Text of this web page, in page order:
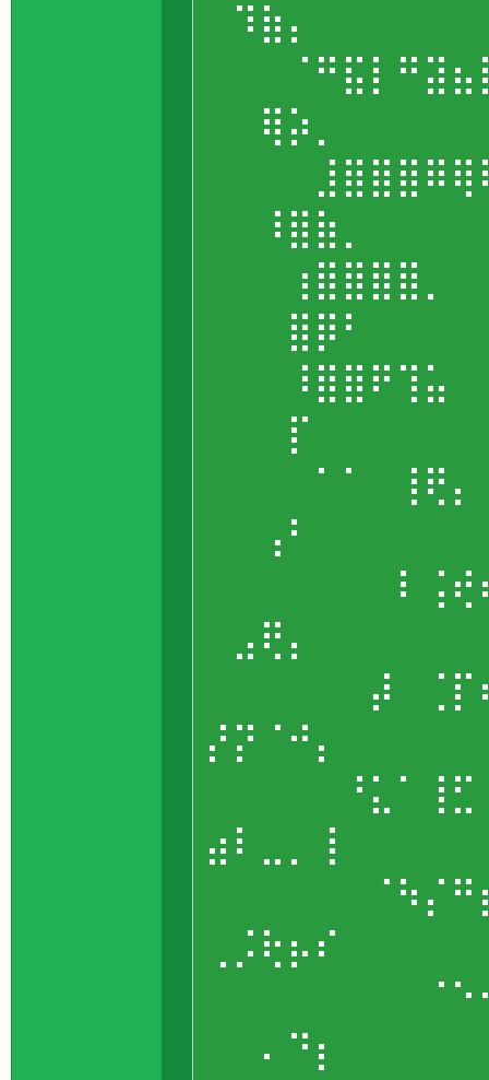
⠀⠹⣷⡄⠀⠀⠀⠀⠀
⠀⠀⢿⡵⡀⠀⠀⠀⠀
⠀⠀⠸⣿⣷⡀⠀⠀⠀
⠀⠀⠀⣿⡿⠃⠀⠀⠀
⠀⠀⠀⡏⠀⠀⠀⠀⠀
⠀⠀⢠⠃⠀⠀⠀⠀⠀
⠀⣠⢟⡄⠀⠀⠀⠀⠀
⡜⡝⠈⠚⡄⠀⠀⠀⠀
⣴⠇⣀⡀⢸⠀⠀⠀⠀
⢀⡨⢗⡦⠎⠀⠀⠀⠀
⠀⠀⠄⠙⡆⠀⠀⠀⠀